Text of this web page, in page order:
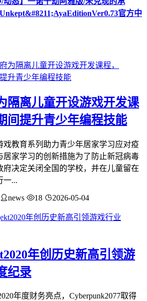
官方中
隔离儿童开设游戏开发课
间提升青少年编程技能
戏教育系列助力青少年居家学习应对疫
居家学习的创新措施为了防止新冠病毒
府决定关闭全国的学校，并在儿童留在
一...
news 18 2026-05-04
年创历史新高引领游
纪录
年度财务亮点，Cyberpunk2077取得